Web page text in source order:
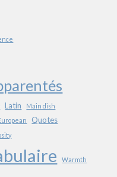
Latin Main dish
Quotes
Warmth